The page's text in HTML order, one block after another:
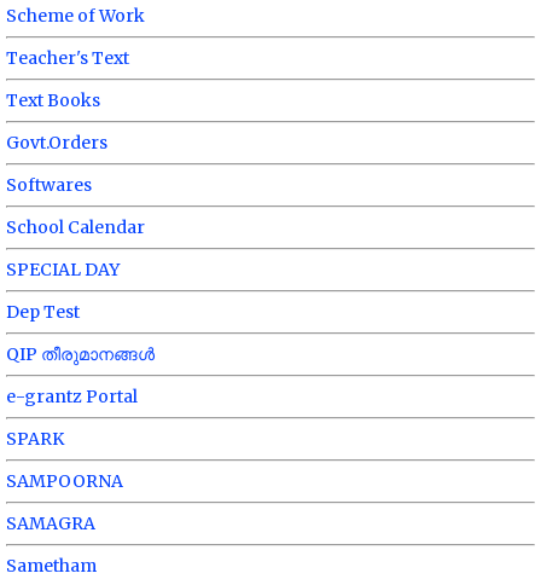
Scheme of Work
Teacher's Text
Text Books
Govt.Orders
Softwares
School Calendar
SPECIAL DAY
Dep Test
QIP തീരുമാനങ്ങൾ
e-grantz Portal
SPARK
SAMPOORNA
SAMAGRA
Sametham